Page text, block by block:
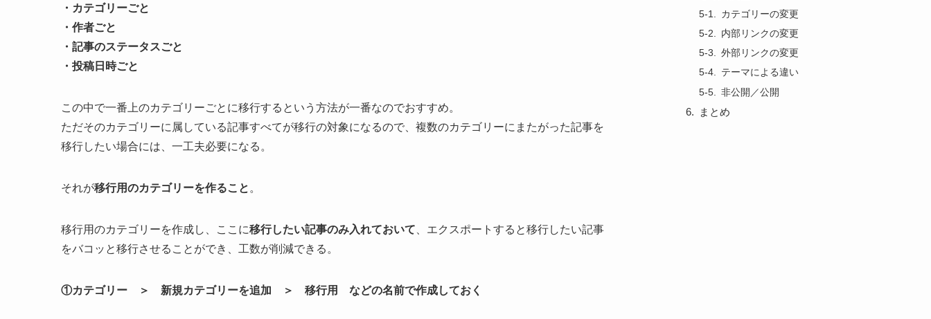
・カテゴリーごと
・作者ごと
・記事のステータスごと
・投稿日時ごと
この中で一番上のカテゴリーごとに移行するという方法が一番なのでおすすめ。
ただそのカテゴリーに属している記事すべてが移行の対象になるので、複数のカテゴリーにまたがった記事を
移行したい場合には、一工夫必要になる。
それが移行用のカテゴリーを作ること 。
移行用のカテゴリーを作成し、ここに移行したい記事のみ入れておいて 、エクスポートすると移行したい記事
をバコッと移行させることができ、工数が削減できる。
①カテゴリー ＞ 新規カテゴリーを追加 ＞ 移行用 などの名前で作成しておく
カテゴリーの変更
内部リンクの変更
外部リンクの変更
テーマによる違い
非公開／公開
まとめ